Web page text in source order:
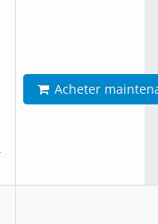
Acheter